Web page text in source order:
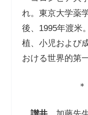
れ。東京大学薬
後、1995年渡米
植、小児および
おける世界的第